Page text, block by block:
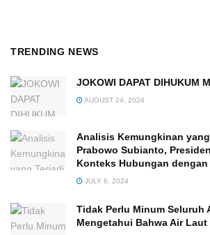
TRENDING NEWS
JOKOWI DAPAT DIHUKUM
AUGUST 24, 2024
Analisis Kemungkinan
Prabowo Subianto,
Konteks Hubungan
JULY 6, 2024
Tidak Perlu Minum Seluruh
Mengetahui Bahwa Air Laut